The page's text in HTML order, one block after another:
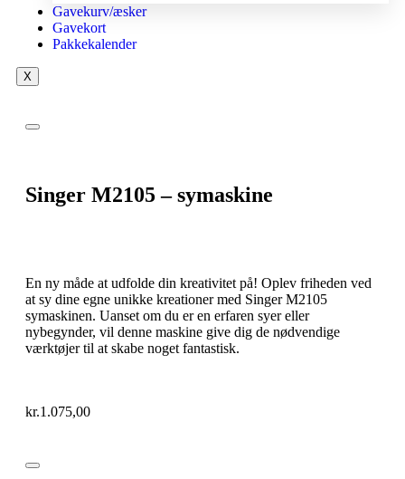
Gavekurv/æsker
Gavekort
Pakkekalender
X
Singer M2105 – symaskine
En ny måde at udfolde din kreativitet på! Oplev friheden ved
at sy dine egne unikke kreationer med Singer M2105
symaskinen. Uanset om du er en erfaren syer eller
nybegynder, vil denne maskine give dig de nødvendige
værktøjer til at skabe noget fantastisk.
kr.1.075,00